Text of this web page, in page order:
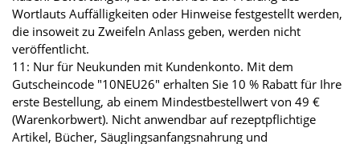
Wortlauts Auffälligkeiten oder Hinweise festgestellt werden,
die insoweit zu Zweifeln Anlass geben, werden nicht
veröffentlicht.
11: Nur für Neukunden mit Kundenkonto. Mit dem
Gutscheincode "10NEU26" erhalten Sie 10 % Rabatt für Ihre
erste Bestellung, ab einem Mindestbestellwert von 49 €
(Warenkorbwert). Nicht anwendbar auf rezeptpflichtige
Artikel, Bücher, Säuglingsanfangsnahrung und